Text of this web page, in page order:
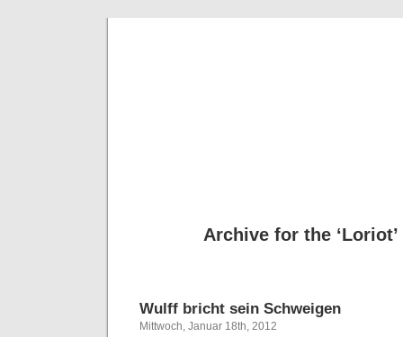
Archive for the
Wulff bricht sein Schweigen
Mittwoch, Januar 18th, 2012